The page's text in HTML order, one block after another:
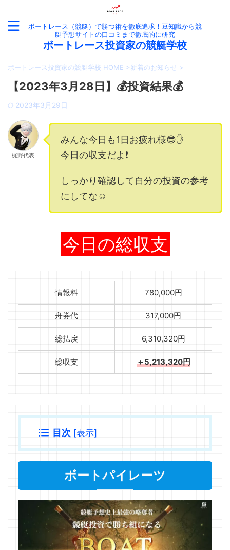
ボートレース（競艇）で勝つ術を徹底追求！豆知識から競
艇予想サイトの口コミまで徹底的に研究
ボートレース投資家の競艇学校
ボートレース投資家の競艇学校 HOME >新着のお知らせ >
【2023年3月28日】💰投資結果💰
2023年3月29日
梶野代表
みんな今日も1日お疲れ様😎✋
今日の収支だよ❗️
しっかり確認して自分の投資の参考
にしてな☺️
今日の総収支
情報料 780,000円
舟券代 317,000円
総払戻 6,310,320円
総収支 ＋5,213,320円
目次 [表示]
ボートパイレーツ